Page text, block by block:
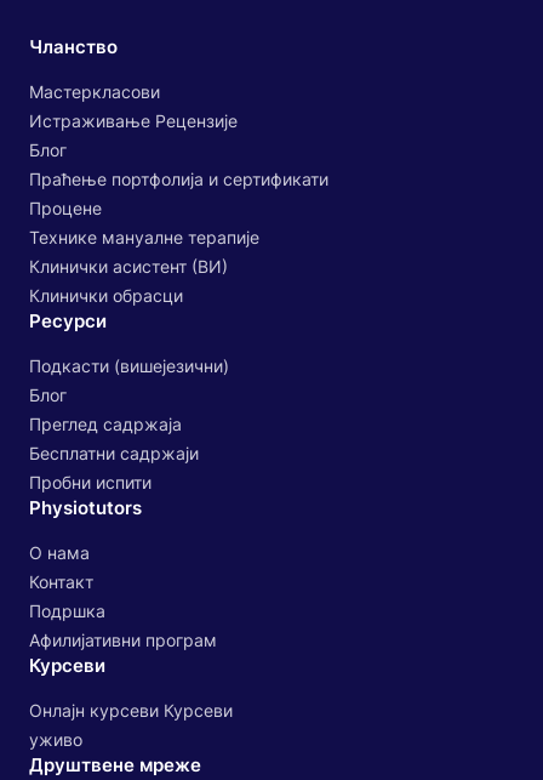
Чланство
Мастеркласови
Истраживање Рецензије
Блог
Праћење портфолија и сертификати
Процене
Технике мануалне терапије
Клинички асистент (ВИ)
Клинички обрасци
Ресурси
Подкасти (вишејезични)
Блог
Преглед садржаја
Бесплатни садржаји
Пробни испити
Physiotutors
О нама
Контакт
Подршка
Афилијативни програм
Курсеви
Онлајн курсеви Курсеви
уживо
Друштвене мреже